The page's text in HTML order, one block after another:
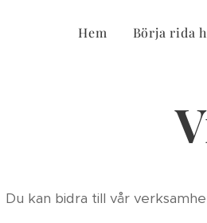
Hem Börja rida
Du kan bidra till vår